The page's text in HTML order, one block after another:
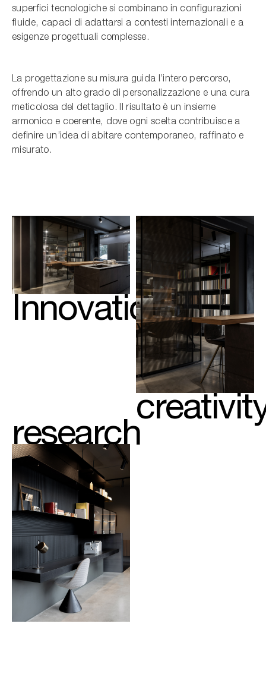
superfici tecnologiche si combinano in configurazioni
fluide, capaci di adattarsi a contesti internazionali e a
esigenze progettuali complesse.
La progettazione su misura guida l’intero percorso,
offrendo un alto grado di personalizzazione e una cura
meticolosa del dettaglio. Il risultato è un insieme
armonico e coerente, dove ogni scelta contribuisce a
definire un’idea di abitare contemporaneo, raffinato e
misurato.
Innovation,
research